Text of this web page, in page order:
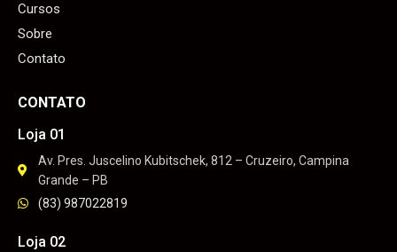
Cursos
Sobre
Contato
CONTATO
Loja 01
Av. Pres. Juscelino Kubitschek, 812 – Cruzeiro, Campina
Grande – PB
(83) 987022819
Loja 02